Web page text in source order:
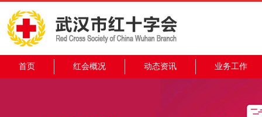
首页 红会概况 动态资讯 业务工作